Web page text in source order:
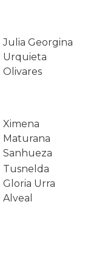
Julia Georgina
Urquieta
Olivares
Ximena
Maturana
Sanhueza
Tusnelda
Gloria Urra
Alveal